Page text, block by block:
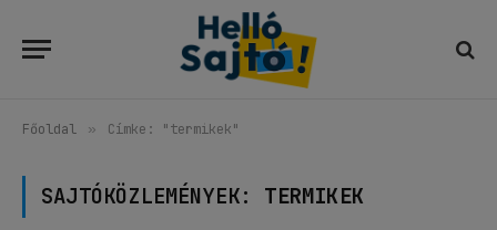
Főoldal » Címke: "termikek"
SAJTÓKÖZLEMÉNYEK: TERMIKEK